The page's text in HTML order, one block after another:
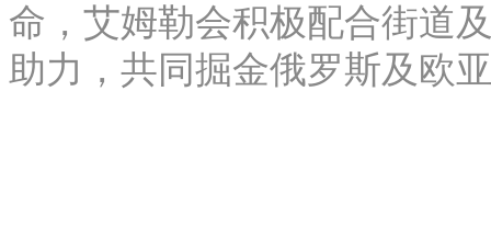
命，艾姆勒会积极配合街道
助力，共同掘金俄罗斯及欧